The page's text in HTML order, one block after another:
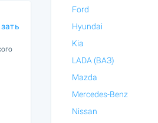
Ford
Hyundai
Kia
LADA (ВАЗ)
Mazda
Mercedes-Benz
Nissan